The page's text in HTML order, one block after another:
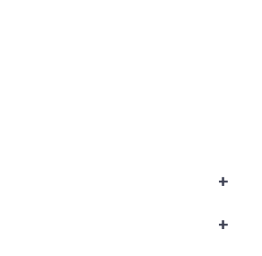
+
+